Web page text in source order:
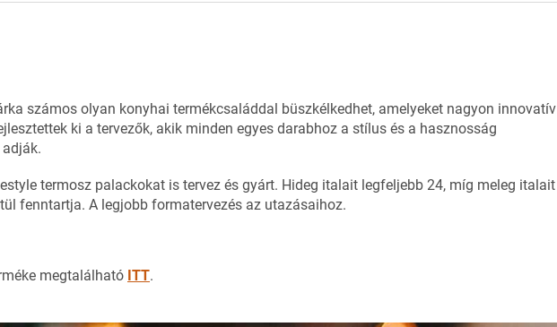
számos olyan konyhai termékcsaláddal büszkélkedhet, amelyeket nagyon innovatív
ki a tervezők, akik minden egyes darabhoz a stílus és a hasznosság
termosz palackokat is tervez és gyárt. Hideg italait legfeljebb 24, míg meleg italait
fenntartja. A legjobb formatervezés az utazásaihoz.
megtalálható ITT.